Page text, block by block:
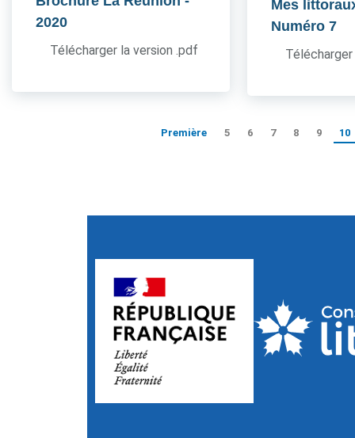
2020
Télécharger la version .pdf
Mes
Numéro 7
Première 5 6 7 8 9 10